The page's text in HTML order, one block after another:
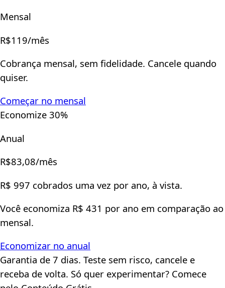
Mensal
R$119/mês
Cobrança mensal, sem fidelidade. Cancele quando
quiser.
Começar no mensal
Economize 30%
Anual
R$83,08/mês
R$ 997 cobrados uma vez por ano, à vista.
Você economiza R$ 431 por ano em comparação ao
mensal.
Economizar no anual
Garantia de 7 dias. Teste sem risco, cancele e
receba de volta. Só quer experimentar? Comece